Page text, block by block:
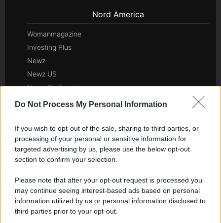
Do Not Process My Personal Information
If you wish to opt-out of the sale, sharing to third parties, or
processing of your personal or sensitive information for
targeted advertising by us, please use the below opt-out
section to confirm your selection.
Please note that after your opt-out request is processed you
may continue seeing interest-based ads based on personal
information utilized by us or personal information disclosed to
third parties prior to your opt-out.
Nord America
Womanmagazine
Investing Plus
Newz
Newz US
Newz California
Newz Texas
Newz New York
Newz Pennsylvania
Newz Illinois
Gameland
Hig Tech Mag
Scoop Mag